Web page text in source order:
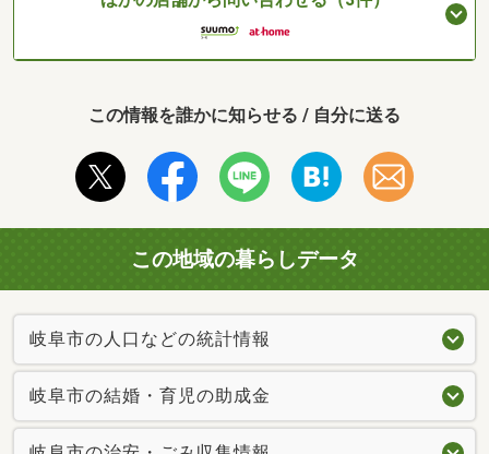
この情報を誰かに知らせる / 自分に送る
この地域の暮らしデータ
岐阜市の人口などの統計情報
岐阜市の結婚・育児の助成金